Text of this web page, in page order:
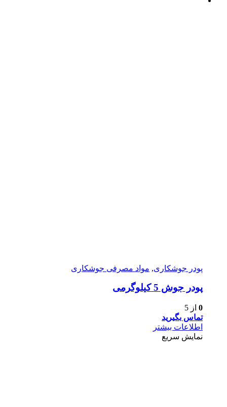
پودر جوشکاری, مواد مصرفی جوشکاری
پودر جوش 5 کیلوگرمی
0 از 5
تماس بگیرید
اطلاعات بیشتر
نمایش سریع